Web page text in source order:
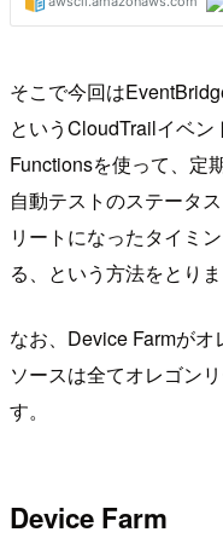
そこで今回は
というCloudTrailイベ
Functionsを使って、定
自動テストのステータ
リートになったタイミ
る、という方法をとりま
なお、Device Farmが
ソースは全てオレゴン
す。
Device Farm